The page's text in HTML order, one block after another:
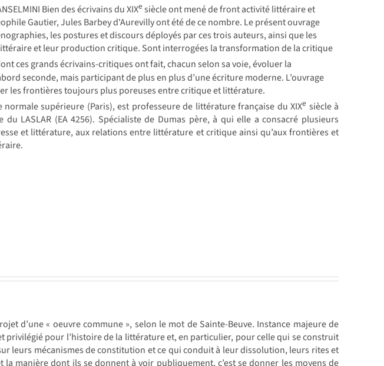
Bien des écrivains du XIXe siècle ont mené de front activité littéraire et
Gautier, Jules Barbey d'Aurevilly ont été de ce nombre. Le présent ouvrage
les postures et discours déployés par ces trois auteurs, ainsi que les
et leur production critique. Sont interrogées la transformation de la critique
ces grands écrivains-critiques ont fait, chacun selon sa voie, évoluer la
seconde, mais participant de plus en plus d’une écriture moderne. L’ouvrage
les frontières toujours plus poreuses entre critique et littérature.
normale supérieure (Paris), est professeure de littérature française du XIXe siècle à
LASLAR (EA 4256). Spécialiste de Dumas père, à qui elle a consacré plusieurs
et littérature, aux relations entre littérature et critique ainsi qu’aux frontières et
d’une « oeuvre commune », selon le mot de Sainte-Beuve. Instance majeure de
pour l’histoire de la littérature et, en particulier, pour celle qui se construit
leurs mécanismes de constitution et ce qui conduit à leur dissolution, leurs rites et
manière dont ils se donnent à voir publiquement, c’est se donner les moyens de